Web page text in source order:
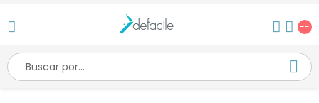
--